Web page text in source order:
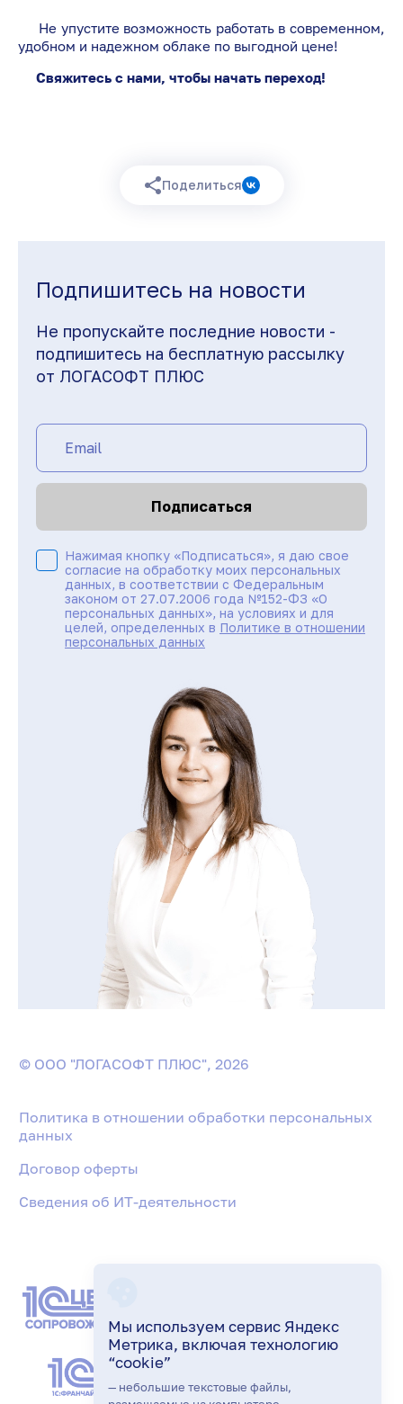
Не упустите возможность работать в современном,
удобном и надежном облаке по выгодной цене!
Свяжитесь с нами, чтобы начать переход!
Поделиться
Подпишитесь на новости
Не пропускайте последние новости -
подпишитесь на бесплатную рассылку
от ЛОГАСОФТ ПЛЮС
Подписаться
Нажимая кнопку «Подписаться», я даю свое
согласие на обработку моих персональных
данных, в соответствии с Федеральным
законом от 27.07.2006 года №152-ФЗ «О
персональных данных», на условиях и для
целей, определенных в Политике в отношении
персональных данных
Мы используем сервис Яндекс
Метрика, включая технологию
“cookie”
— небольшие текстовые файлы,
© ООО "ЛОГАСОФТ ПЛЮС", 2026
Политика в отношении обработки персональных
данных
Договор оферты
Сведения об ИТ-деятельности